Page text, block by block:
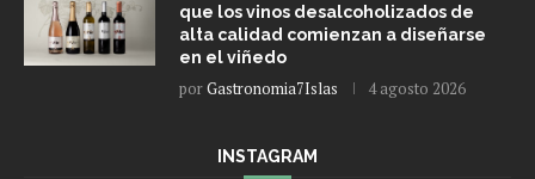
que los vinos desalcoholizados de
alta calidad comienzan a diseñarse
en el viñedo
porGastronomia7Islas 4 agosto 2026
INSTAGRAM